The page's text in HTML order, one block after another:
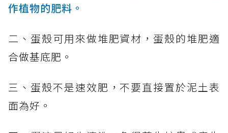
作植物的肥料。
二、蛋殼可用來做堆肥資材，蛋殼的堆肥適
合做基底肥。
三、蛋殼不是速效肥，不要直接置於泥土表
面為好。